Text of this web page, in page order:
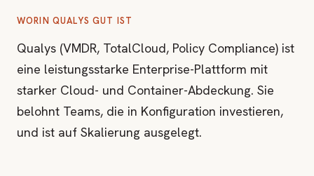
WORIN QUALYS GUT IST
Qualys (VMDR, TotalCloud, Policy Compliance) ist
eine leistungsstarke Enterprise-Plattform mit
starker Cloud- und Container-Abdeckung. Sie
belohnt Teams, die in Konfiguration investieren,
und ist auf Skalierung ausgelegt.